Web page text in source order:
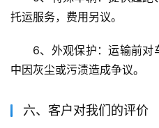
托运服务，费用另议。
6、外观保护：运输前对
中因灰尘或污渍造成争议。
六、客户对我们的评价